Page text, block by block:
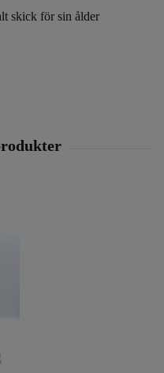
skick för sin ålder